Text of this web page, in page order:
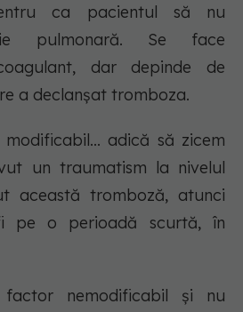
ca pacientul să nu
pulmonară. Se face
dar depinde de
a declanșat tromboza.
adică să zicem
un traumatism la nivelul
această tromboză, atunci
pe o perioadă scurtă, în
nemodificabil și nu